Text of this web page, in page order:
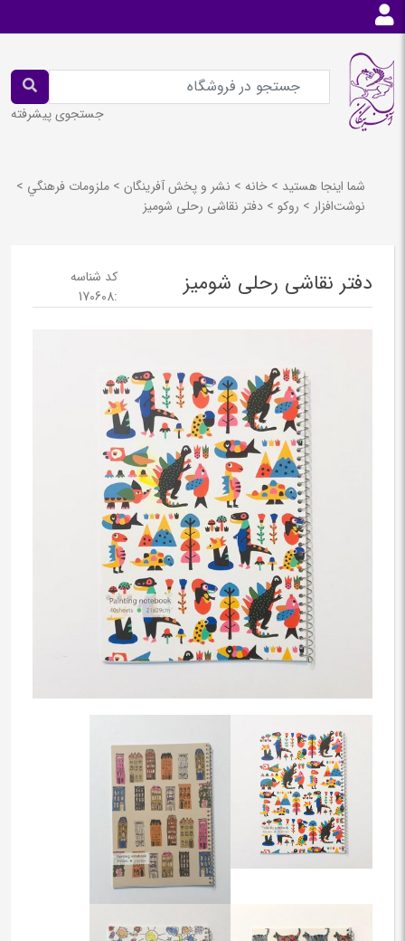
جستجوی پیشرفته
شما اینجا هستید > خانه > نشر و پخش آفرينگان > ملزومات فرهنگي >
نوشت‌افزار > روكو > دفتر نقاشی رحلی شومیز
دفتر نقاشی رحلی شومیز
کد شناسه
:
170608